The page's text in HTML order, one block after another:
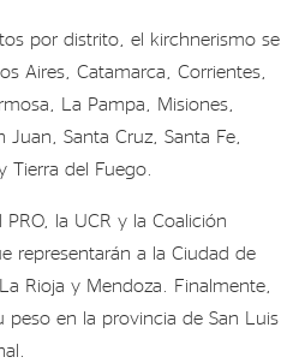
por distrito, el kirchnerismo se
Aires, Catamarca, Corrientes,
La Pampa, Misiones,
Santa Cruz, Santa Fe,
Tierra del Fuego.
la UCR y la Coalición
representarán a la Ciudad de
Rioja y Mendoza. Finalmente,
en la provincia de San Luis